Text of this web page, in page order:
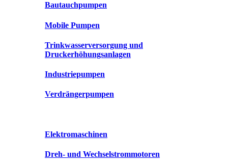
Bautauchpumpen
Mobile Pumpen
Trinkwasserversorgung und
Druckerhöhungsanlagen
Industriepumpen
Verdrängerpumpen
Elektromaschinen
Dreh- und Wechselstrommotoren